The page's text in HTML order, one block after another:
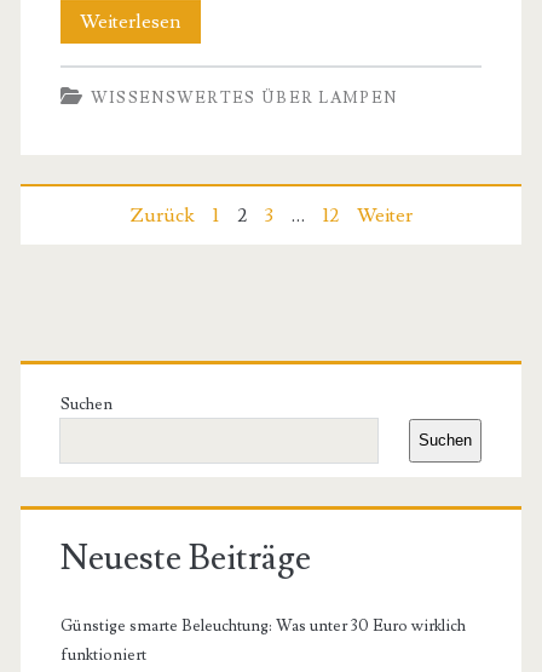
WeiterlesenWenn
Licht
Geschichte
Klassische
in
modernen
WISSENSWERTES ÜBER LAMPEN
Seitennummerierung
Zurück 1 2 3 … 12 Weiter
Primäre
Seitenleiste
Suchen
Suchen
Neueste Beiträge
Günstige smarte Beleuchtung: Was unter 30 Euro wirklich
funktioniert